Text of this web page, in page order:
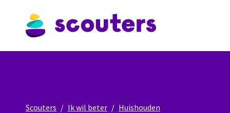
Scouters Ik wil beter
Huishouden